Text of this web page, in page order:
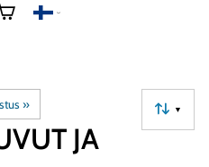
‪» ▼
JA